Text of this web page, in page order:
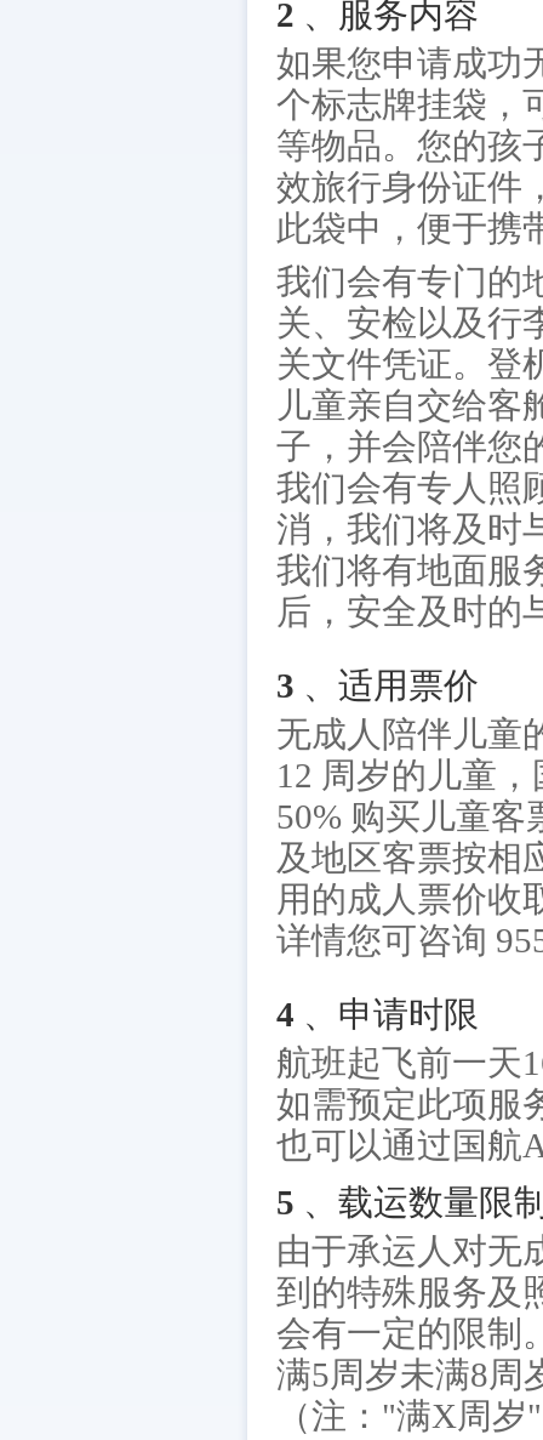
2 、服务内容
如果您申请成功
个标志牌挂袋，
等物品。您的孩
效旅行身份证件
此袋中，便于携
我们会有专门的
关、安检以及行
关文件凭证。登
儿童亲自交给客
子，并会陪伴您
我们会有专人照
消，我们将及时
我们将有地面服
后，安全及时的
3 、适用票价
无成人陪伴儿童
12 周岁的儿童
50% 购买儿童
及地区客票按相
用的成人票价收
详情您可咨询
4 、申请时限
航班起飞前一天
如需预定此项服
也可以通过国航
5 、载运数量限
由于承运人对无
到的特殊服务及
会有一定的限制
满5周岁未满8周
（注："满X周